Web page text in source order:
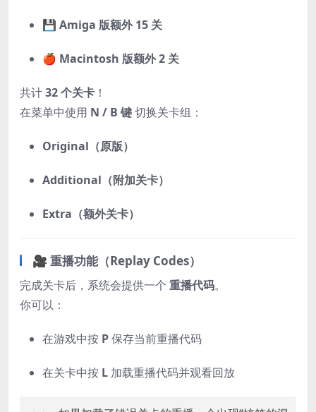
💾 Amiga 版额外 15 关
🍎 Macintosh 版额外 2 关
共计32 个关卡 ！
在菜单中使用 N / B 键切换关卡组：
Original（原版）
Additional（附加关卡）
Extra（额外关卡）
🎥 重播功能（Replay Codes）
完成关卡后，系统会提供一个 重播代码。
你可以：
在游戏中按 P保存当前重播代码
在关卡中按 L 加载重播代码并观看回放